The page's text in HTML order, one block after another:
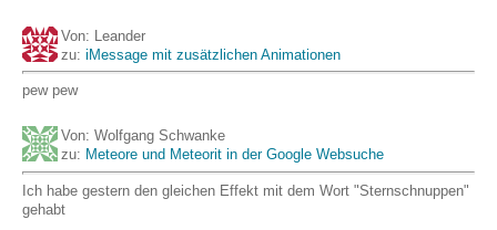
Von: Leander
zu: iMessage mit zusätzlichen Animationen
pew pew
Von: Wolfgang Schwanke
zu: Meteore und Meteorit in der Google Websuche
Ich habe gestern den gleichen Effekt mit dem Wort "Sternschnuppen"
gehabt